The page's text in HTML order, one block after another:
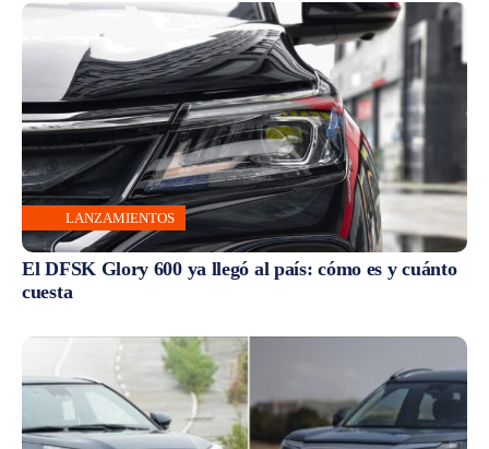
LANZAMIENTOS
El DFSK Glory 600 ya llegó al país: cómo es y cuánto
cuesta